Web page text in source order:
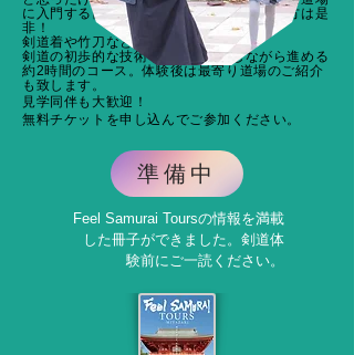
に入門する前に体験してみたい。」という方は是
非！
剣道着や竹刀などは準備いたします。
剣道の初歩的な技術や目的を説明しながら進める
約2時間のコース。体験後は最寄り道場のご紹介
も致します。
見学同伴も大歓迎！
無料チケットを申し込んでご参加ください。
準備中
Feel Samurai Toursの情報を満載
した冊子ができました。剣道体
験前にご一読ください。